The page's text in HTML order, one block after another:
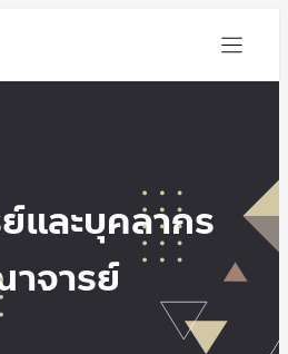
และบุคลากร
จารย์